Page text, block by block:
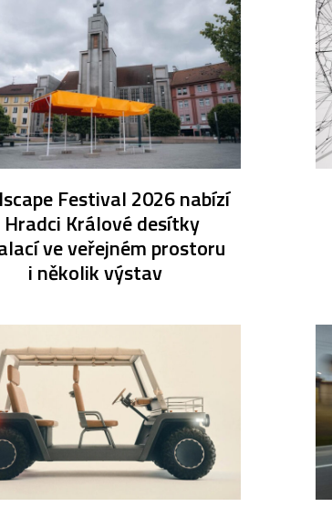
Festival 2026 nabízí
Králové desítky
ve veřejném prostoru
i několik výstav